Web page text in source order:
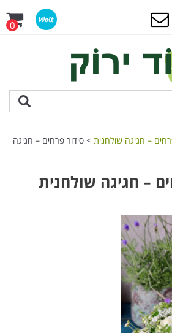
0
– חגיגה שולחנית > סידור פרחים – חגיגה
– חגיגה שולחנית